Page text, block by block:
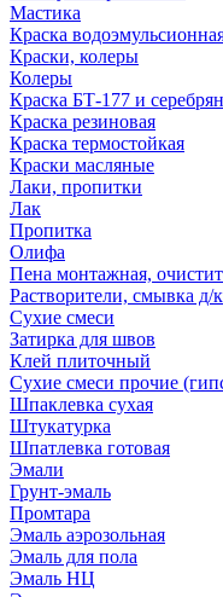
Мастика
Краска
Краски, колеры
Колеры
Краска БТ-177 и
Краска резиновая
Краска термостойкая
Краски масляные
Лаки, пропитки
Лак
Пропитка
Олифа
Пена монтажная,
Растворители, смывка д/
Сухие смеси
Затирка для швов
Клей плиточный
Сухие смеси прочие
Шпаклевка сухая
Штукатурка
Шпатлевка готовая
Эмали
Грунт-эмаль
Промтара
Эмаль аэрозольная
Эмаль для пола
Эмаль НЦ